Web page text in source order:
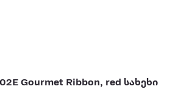
Gourmet Ribbon, red სახეხი